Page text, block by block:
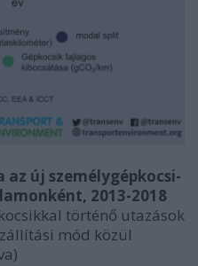
új személygépkocsi-
2013-2018
történő utazások
mód közül